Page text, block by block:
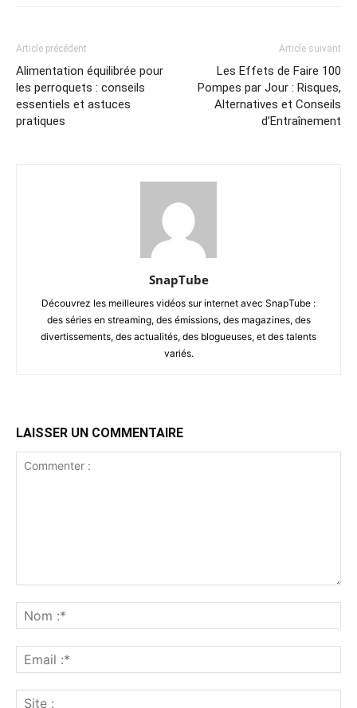
Article précédent
Alimentation équilibrée pour
les perroquets : conseils
essentiels et astuces
pratiques
Article suivant
Les Effets de Faire 100
Pompes par Jour : Risques,
Alternatives et Conseils
d’Entraînement
SnapTube
Découvrez les meilleures vidéos sur internet avec SnapTube :
des séries en streaming, des émissions, des magazines, des
divertissements, des actualités, des blogueuses, et des talents
variés.
LAISSER UN COMMENTAIRE